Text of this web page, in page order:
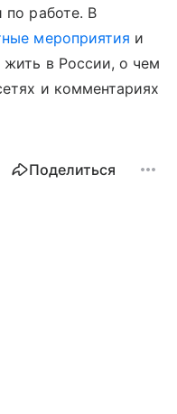
по работе. В
мероприятия и
в России, о чем
и комментариях
Поделиться